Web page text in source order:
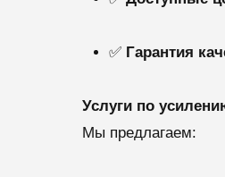
✅ Гарантия
Услуги по
Мы предлагаем: